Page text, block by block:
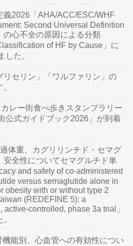
義2026「AHA/ACC/ESC/WHF
Second Universal Definition
の心不全の原因による分類
of HF by Cause」に
した。
リセリン」「ワルファリン」の
レー街食べ歩きスタンプラリー
公式ガイドブック2026」が到着
体重、カグリリンチド・セマグ
安全性についてセマグルチド単
and safety of co-administered
versus semaglutide alone in
obesity with or without type 2
(REDEFINE 5): a
controlled, phase 3a trial」
能別、心血管への有効性につい